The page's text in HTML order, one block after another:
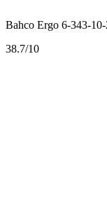
Bahco Ergo 6-343-
38.7/10